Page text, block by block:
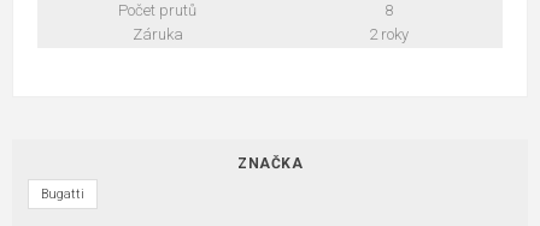
Počet prutů
8
Záruka
2 roky
ZNAČKA
Bugatti